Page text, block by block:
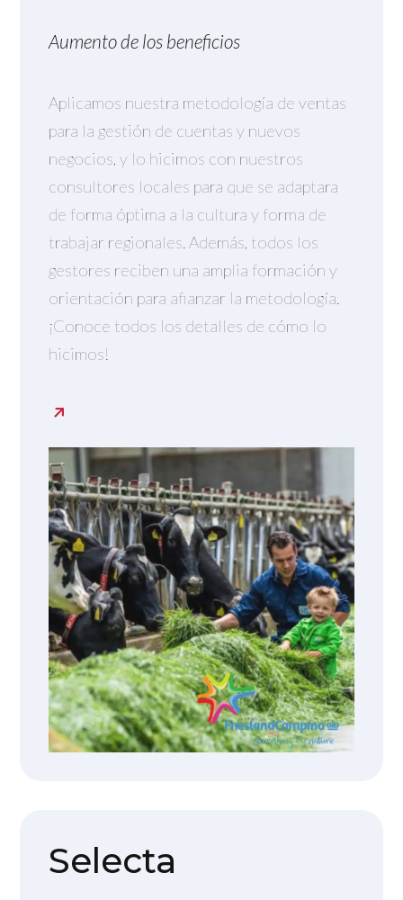
Aumento de los beneficios
Aplicamos nuestra metodología de ventas
para la gestión de cuentas y nuevos
negocios, y lo hicimos con nuestros
consultores locales para que se adaptara
de forma óptima a la cultura y forma de
trabajar regionales. Además, todos los
gestores reciben una amplia formación y
orientación para afianzar la metodología.
¡Conoce todos los detalles de cómo lo
hicimos!
Selecta